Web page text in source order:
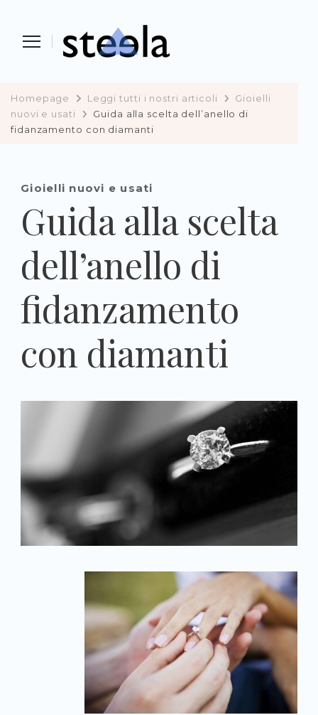
Homepage Leggi tutti i nostri articoli
Gioielli
nuovi e usati
Guida alla scelta dell’anello di
fidanzamento con diamanti
Gioielli nuovi e usati
Guida alla scelta
dell’anello di
fidanzamento
con diamanti